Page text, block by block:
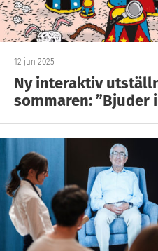
12 jun 2025
Ny interaktiv
sommaren: ”Bjuder